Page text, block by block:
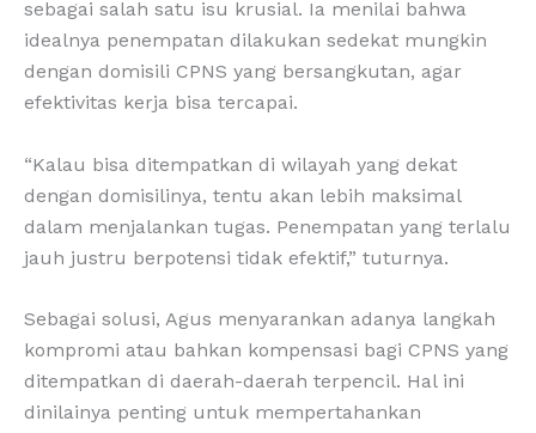
sebagai salah satu isu krusial. Ia menilai bahwa
idealnya penempatan dilakukan sedekat mungkin
dengan domisili CPNS yang bersangkutan, agar
efektivitas kerja bisa tercapai.
“Kalau bisa ditempatkan di wilayah yang dekat
dengan domisilinya, tentu akan lebih maksimal
dalam menjalankan tugas. Penempatan yang terlalu
jauh justru berpotensi tidak efektif,” tuturnya.
Sebagai solusi, Agus menyarankan adanya langkah
kompromi atau bahkan kompensasi bagi CPNS yang
ditempatkan di daerah-daerah terpencil. Hal ini
dinilainya penting untuk mempertahankan